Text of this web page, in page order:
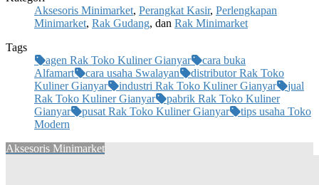
Aksesoris Minimarket, Perangkat Kasir, Perlengkapan
Minimarket, Rak Gudang, dan Rak Minimarket
Tags
agen Rak Toko Kuliner Gianyar
cara buka
Alfamart
cara usaha Swalayan
distributor Rak Toko
Kuliner Gianyar
industri Rak Toko Kuliner Gianyar
jual
Rak Toko Kuliner Gianyar
pabrik Rak Toko Kuliner
Gianyar
pusat Rak Toko Kuliner Gianyar
tips usaha Toko
Modern
Aksesoris Minimarket